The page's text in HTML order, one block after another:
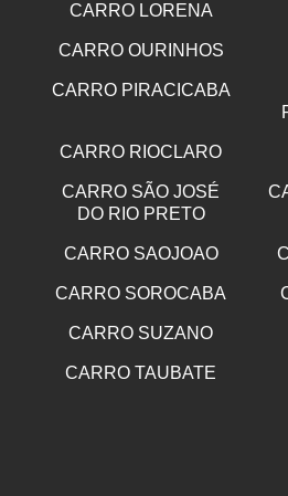
CARRO LORENA
CARRO OURINHOS
CARRO PIRACICABA
CARRO RIOCLARO
CARRO SÃO JOSÉ
DO RIO PRETO
CARRO SAOJOAO
CARRO SOROCABA
CARRO SUZANO
CARRO TAUBATE